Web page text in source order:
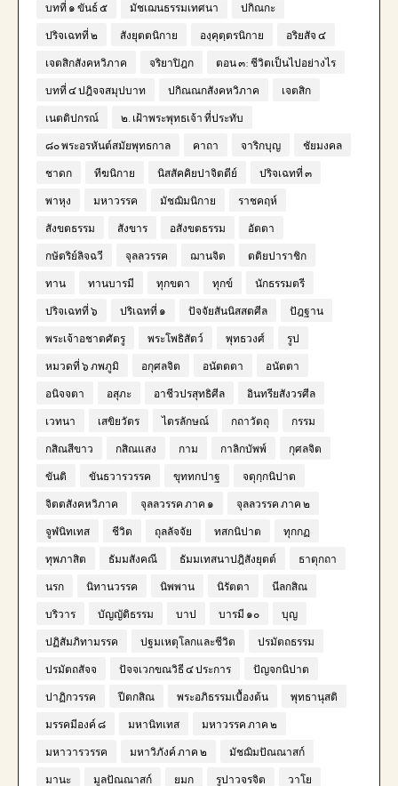
บทที่ ๑ ขันธ์ ๕ มัชเฌนธรรมเทศนา ปกิณกะ
ปริจเฉทที่ ๒ สังยุตตนิกาย องฺคุตฺตรนิกาย อริยสัจ ๔
เจตสิกสังคหวิภาค จริยาปิฎก ตอน ๓: ชีวิตเป็นไปอย่างไร
บทที่ ๔ ปฎิจจสมุปบาท ปกิณณกสังคหวิภาค เจตสิก
เนตติปกรณ์ ๒. เฝ้าพระพุทธเจ้า ที่ประทับ
๘๐ พระอรหันต์สมัยพุทธกาล คาถา จาริกบุญ ชัยมงคล
ชาดก ทีฆนิกาย นิสสัคคิยปาจิตตีย์ ปริจเฉทที่ ๓
พาหุง มหาวรรค มัชฌิมนิกาย ราชคฤห์
สังขตธรรม สังขาร อสังขตธรรม อัตตา
กษัตริย์ลิจฉวี จุลลวรรค ฌานจิต ตติยปาราชิก
ทาน ทานบารมี ทุกขตา ทุกข์ นักธรรมตรี
ปริจเฉทที่ ๖ ปริเฉทที่ ๑ ปัจจัยสันนิสสตศีล ปัฎฐาน
พระเจ้าอชาตศัตรู พระโพธิสัตว์ พุทธวงศ์ รูป
หมวดที่ ๖ ภพภูมิ อกุศลจิต อนัตตตา อนัตตา
อนิจจตา อสุภะ อาชีวปรสุทธิศีล อินทรียสังวรศีล
เวทนา เสขิยวัตร ไตรลักษณ์ กถาวัตถุ กรรม
กสิณสีขาว กสิณแสง กาม กาลิกบัพพ์ กุศลจิต
ขันติ ขันธวารวรรค ขุททกปาฐ จตุกฺกนิปาต
จิตตสังคหวิภาค จุลลวรรค ภาค ๑ จุลลวรรค ภาค ๒
จูฬนิทเทส ชีวิต ถุลลัจจัย ทสกนิปาต ทุกกฏ
ทุพภาสิต ธัมมสังคณี ธัมมเทสนาปฎิสังยุตต์ ธาตุกถา
นรก นิทานวรรค นิพพาน นิรัตตา นีลกสิณ
บริวาร บัญญัติธรรม บาป บารมี ๑๐ บุญ
ปฏิสัมภิทามรรค ปฐมเหตุโลกและชีวิต ปรมัตถธรรม
ปรมัตถสัจจ ปัจจเวกขณวิธี ๔ ประการ ปัญจกนิปาต
ปาฏิกวรรค ปีตกสิณ พระอภิธรรมเบื้องต้น พุทธานุสติ
มรรคมีองค์ ๘ มหานิทเทส มหาวรรค ภาค ๒
มหาวารวรรค มหาวิภังค์ ภาค ๒ มัชฌิมปัณณาสก์
มานะ มูลปัณณาสก์ ยมก รูปาวจรจิต วาโย